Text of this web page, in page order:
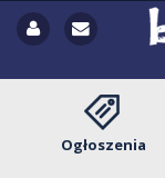
Ogłoszenia